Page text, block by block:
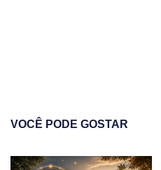
VOCÊ PODE GOSTAR